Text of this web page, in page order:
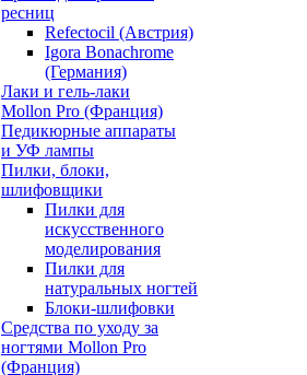
ресниц
Refectocil (Австрия)
Igora Bonachrome
(Германия)
Лаки и гель-лаки
Mollon Pro (Франция)
Педикюрные аппараты
и УФ лампы
Пилки, блоки,
шлифовщики
Пилки для
искусственного
моделирования
Пилки для
натуральных ногтей
Блоки-шлифовки
Средства по уходу за
ногтями Mollon Pro
(Франция)